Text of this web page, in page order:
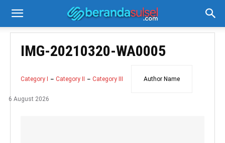
IMG-20210320-WA0005
Category I Category II Category III Author Name
6 August 2026